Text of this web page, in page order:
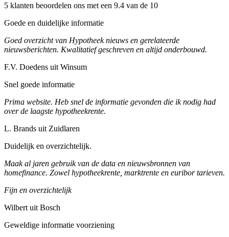
5 klanten beoordelen ons met een 9.4 van de 10
Goede en duidelijke informatie
Goed overzicht van Hypotheek nieuws en gerelateerde
nieuwsberichten. Kwalitatief geschreven en altijd onderbouwd.
F.V. Doedens uit Winsum
Snel goede informatie
Prima website. Heb snel de informatie gevonden die ik nodig had
over de laagste hypotheekrente.
L. Brands uit Zuidlaren
Duidelijk en overzichtelijk.
Maak al jaren gebruik van de data en nieuwsbronnen van
homefinance. Zowel hypotheekrente, marktrente en euribor tarieven.
Fijn en overzichtelijk
Wilbert uit Bosch
Geweldige informatie voorziening